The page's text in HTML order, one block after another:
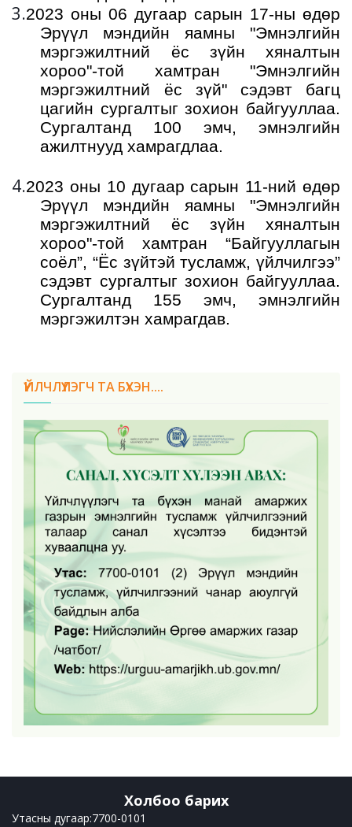
3.2023 оны 06 дугаар сарын 17-ны өдөр
Эрүүл мэндийн яамны "Эмнэлгийн
мэргэжилтний ёс зүйн хяналтын
хороо"-той хамтран "Эмнэлгийн
мэргэжилтний ёс зүй" сэдэвт багц
цагийн сургалтыг зохион байгууллаа.
Сургалтанд 100 эмч, эмнэлгийн
ажилтнууд хамрагдлаа.
4.2023 оны 10 дугаар сарын 11-ний өдөр
Эрүүл мэндийн яамны "Эмнэлгийн
мэргэжилтний ёс зүйн хяналтын
хороо"-той хамтран “Байгууллагын
соёл”, “Ёс зүйтэй тусламж, үйлчилгээ”
сэдэвт сургалтыг зохион байгууллаа.
Сургалтанд 155 эмч, эмнэлгийн
мэргэжилтэнхамрагдав.
ҮЙЛЧЛҮҮЛЭГЧ ТА БҮХЭН....
Холбоо барих
Утасны дугаар:7700-0101